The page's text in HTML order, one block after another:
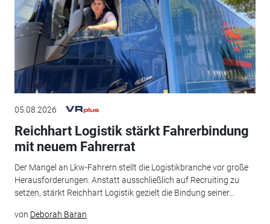
05.08.2026
Reichhart Logistik stärkt Fahrerbindung
mit neuem Fahrerrat
Der Mangel an Lkw-Fahrern stellt die Logistikbranche vor große
Herausforderungen. Anstatt ausschließlich auf Recruiting zu
setzen, stärkt Reichhart Logistik gezielt die Bindung seiner...
von Deborah Baran